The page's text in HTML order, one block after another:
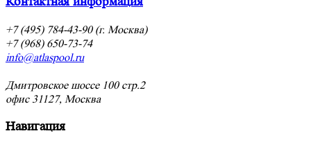
+7 (495) 784-43-90 (г. Москва)
+7 (968) 650-73-74
info@atlaspool.ru
Дмитровское шоссе 100 стр.2
офис 31127, Москва
Навигация